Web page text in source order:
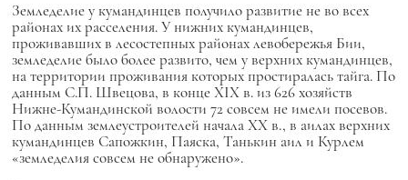
Земледелие у кумандинцев получило развитие не во всех
районах их расселения. У нижних кумандинцев,
проживавших в лесостепных районах левобережья Бии,
земледелие было более развито, чем у верхних кумандинцев,
на территории проживания которых простиралась тайга. По
данным С.П. Швецова, в конце XIX в. из 626 хозяйств
Нижне-Кумандинской волости 72 совсем не имели посевов.
По данным землеустроителей начала XX в., в аилах верхних
кумандинцев Сапожкин, Паяска, Танькин аил и Курлем
«земледелия совсем не обнаружено».